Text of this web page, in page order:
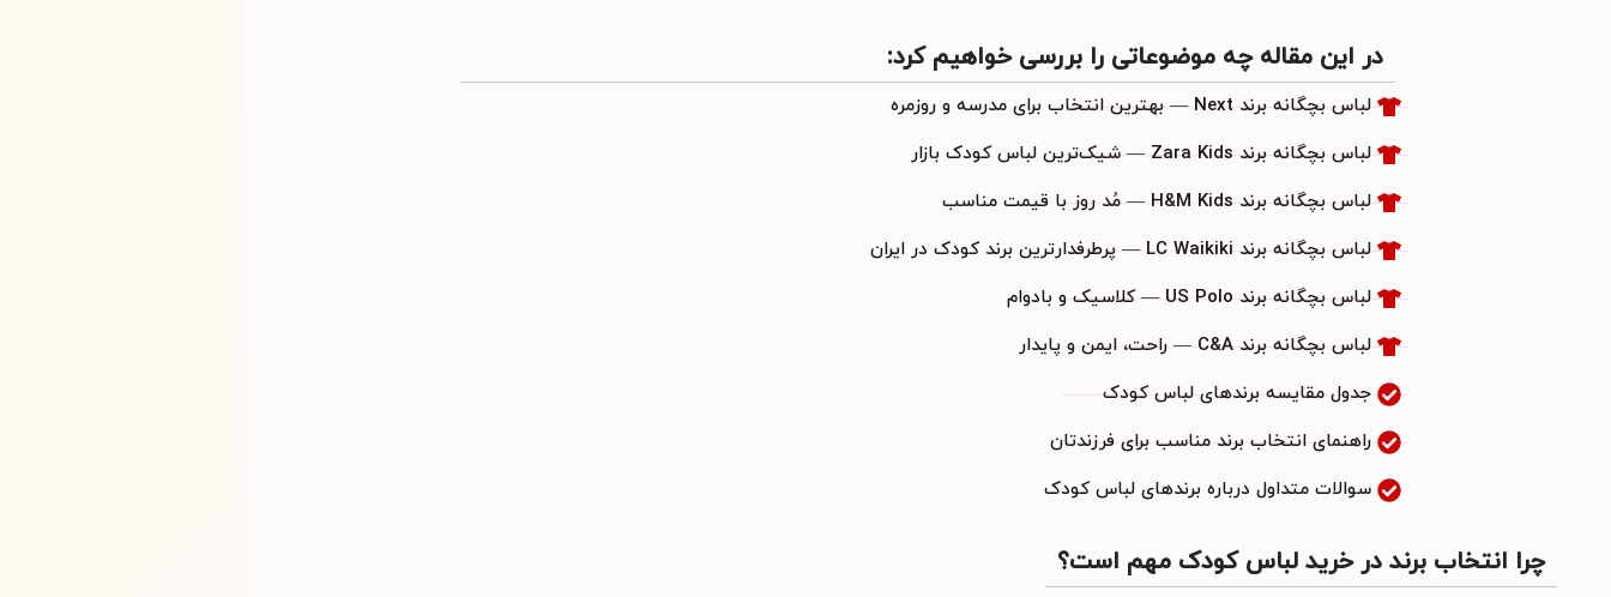
در این مقاله چه موضوعاتی را بررسی خواهیم کرد:
لباس بچگانه برند Next — بهترین انتخاب برای مدرسه و روزمره
لباس بچگانه برند Zara Kids — شیک‌ترین لباس کودک بازار
لباس بچگانه برند H&M Kids — مُد روز با قیمت مناسب
لباس بچگانه برند LC Waikiki — پرطرفدارترین برند کودک در ایران
لباس بچگانه برند US Polo — کلاسیک و بادوام
لباس بچگانه برند C&A — راحت، ایمن و پایدار
جدول مقایسه برندهای لباس کودک
راهنمای انتخاب برند مناسب برای فرزندتان
سوالات متداول درباره برندهای لباس کودک
چرا انتخاب برند در خرید لباس کودک مهم است؟